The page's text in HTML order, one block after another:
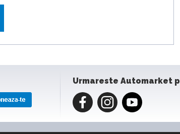
Urmareste Automarket